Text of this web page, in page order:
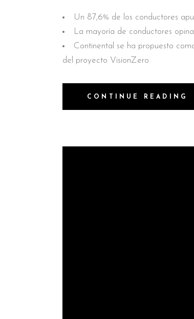
Un 87,6% de los conductores
La mayoría de conductores
Continental se ha propuesto
del proyecto VisionZero
CONTINUE READING